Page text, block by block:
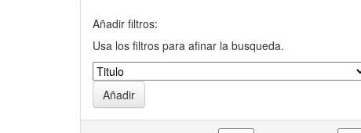
Añadir filtros:
Usa los filtros para afinar la busqueda.